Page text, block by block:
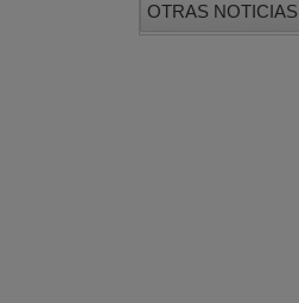
OTRAS NOTICIAS